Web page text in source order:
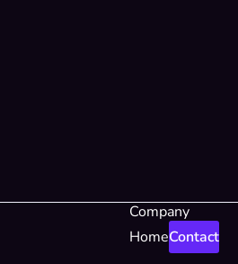
Company
HomeContact